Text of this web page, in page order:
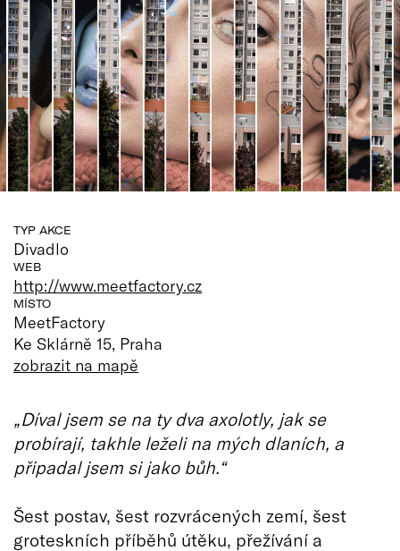
TYP AKCE
Divadlo
WEB
http://www.meetfactory.cz
MÍSTO
MeetFactory
Ke Sklárně 15, Praha
zobrazit na mapě
„Díval jsem se na ty dva axolotly, jak se
probírají, takhle leželi na mých dlaních, a
připadal jsem si jako bůh.“
Šest postav, šest rozvrácených zemí, šest
groteskních příběhů útěku, přežívání a